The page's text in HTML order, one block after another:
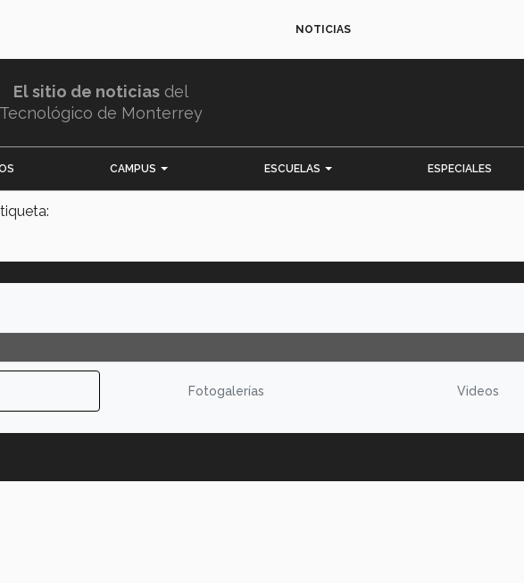
NOTICIAS
El sitio de noticias del
Tecnológico de Monterrey
CAMPUS ESCUELAS ESPECIALES
Fotogalerías Videos